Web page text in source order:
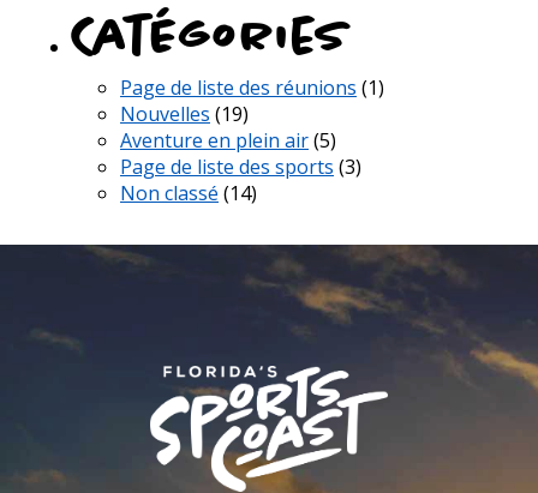
Catégories
Page de liste des réunions (1)
Nouvelles (19)
Aventure en plein air(5)
Page de liste des sports (3)
Non classé (14)